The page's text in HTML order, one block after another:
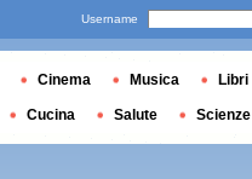
Username
Cinema Musica Libri
Cucina Salute Scienze